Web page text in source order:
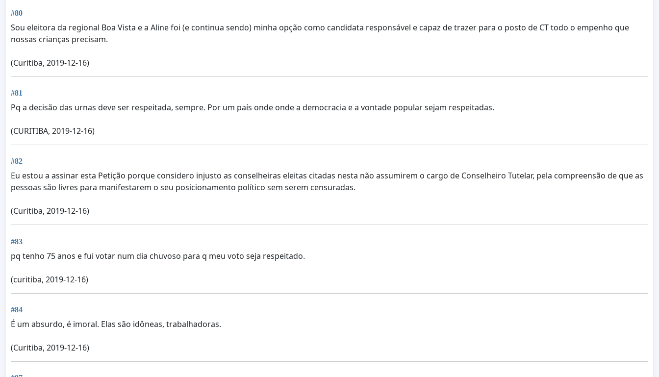
#80
Sou eleitora da regional Boa Vista e a Aline foi (e continua sendo) minha opção como candidata responsável e capaz de trazer para o posto de CT todo o empenho que
nossas crianças precisam.
(Curitiba, 2019-12-16)
#81
Pq a decisão das urnas deve ser respeitada, sempre. Por um país onde onde a democracia e a vontade popular sejam respeitadas.
(CURITIBA, 2019-12-16)
#82
Eu estou a assinar esta Petição porque considero injusto as conselheiras eleitas citadas nesta não assumirem o cargo de Conselheiro Tutelar, pela compreensão de que as
pessoas são livres para manifestarem o seu posicionamento político sem serem censuradas.
(Curitiba, 2019-12-16)
#83
pq tenho 75 anos e fui votar num dia chuvoso para q meu voto seja respeitado.
(curitiba, 2019-12-16)
#84
É um absurdo, é imoral. Elas são idôneas, trabalhadoras.
(Curitiba, 2019-12-16)